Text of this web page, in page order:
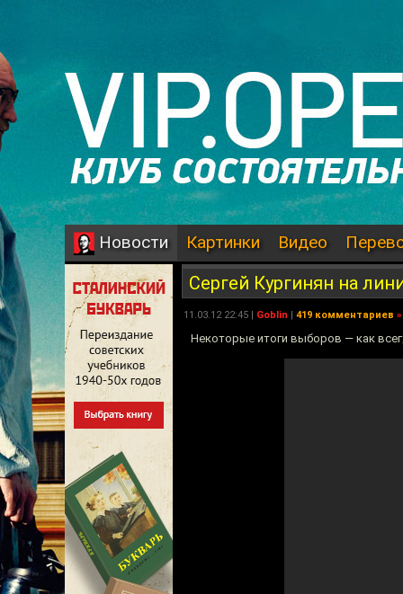
Новости Картинки Видео
Сергей Кургинян на
11.03.12 22:45 | Goblin | 419 комментариев »
Некоторые итоги выборов — как